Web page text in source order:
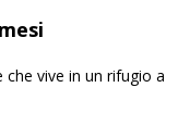
che vive in un rifugio a